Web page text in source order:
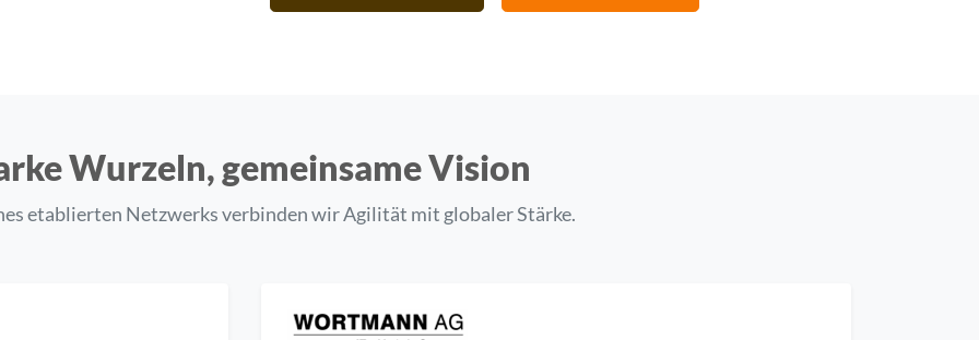
Wurzeln, gemeinsame Vision
etablierten Netzwerks verbinden wir Agilität mit globaler Stärke.